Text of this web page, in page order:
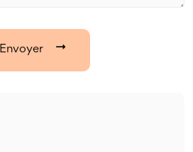
Envoyer